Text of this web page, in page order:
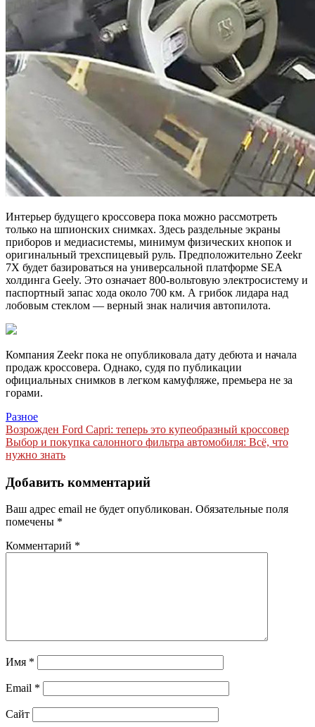
Интерьер будущего кроссовера пока можно рассмотреть
только на шпионских снимках. Здесь раздельные экраны
приборов и медиасистемы, минимум физических кнопок и
оригинальный трехспицевый руль. Предположительно Zeekr
7X будет базироваться на универсальной платформе SEA
холдинга Geely. Это означает 800-вольтовую электросистему и
паспортный запас хода около 700 км. А грибок лидара над
лобовым стеклом — верный знак наличия автопилота.
Компания Zeekr пока не опубликовала дату дебюта и начала
продаж кроссовера. Однако, судя по публикации
официальных снимков в легком камуфляже, премьера не за
горами.
Разное
Навигация
по
Возрожден Ford Capri: теперь это купеобразный кроссовер
Выбор и покупка салонного фильтра автомобиля: Всё, что
нужно знать
Добавить комментарий
Ваш адрес email не будет опубликован. Обязательные поля
помечены *
Комментарий *
Имя *
Email *
Сайт